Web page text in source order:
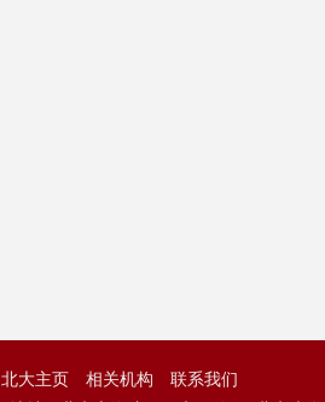
北大主页 相关机构
联系我们